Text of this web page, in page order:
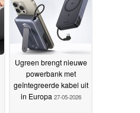
Ugreen brengt nieuwe
powerbank met
geïntegreerde kabel uit
in Europa 27-05-2026